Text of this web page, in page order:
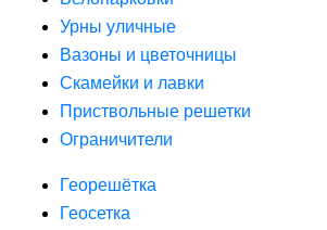
Урны уличные
Вазоны и цветочницы
Скамейки и лавки
Приствольные решетки
Ограничители
Георешётка
Геосетка